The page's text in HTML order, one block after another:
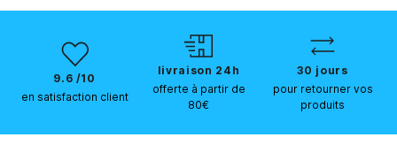
9.6 /10
en satisfaction client
livraison 24h
offerte à partir de
80€
30 jours
pour retourner vos
produits